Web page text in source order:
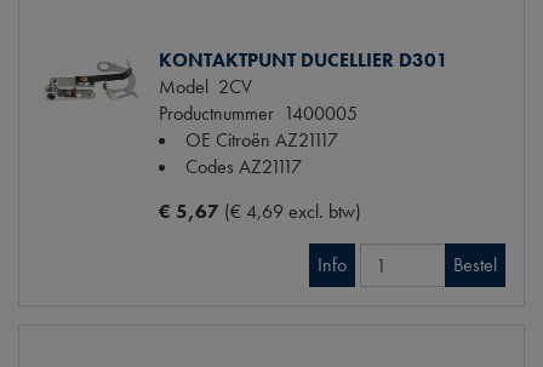
KONTAKTPUNT DUCELLIER D301
Model 2CV
Productnummer 1400005
OE Citroën AZ21117
Codes AZ21117
€ 5,67 (€ 4,69 excl. btw)
Info Bestel